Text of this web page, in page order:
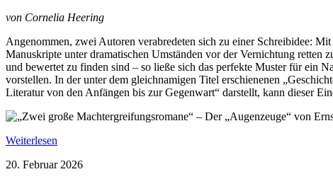
von Cornelia Heering
Angenommen, zwei Autoren verabredeten sich zu einer Schreibidee:
Manuskripte unter dramatischen Umständen vor der Vernichtung retten
und bewertet zu finden sind – so ließe sich das perfekte Muster für ein
vorstellen. In der unter dem gleichnamigen Titel erschienenen
Literatur von den Anfängen bis zur Gegenwart“ darstellt, kann dieser
Weiterlesen
20. Februar 2026